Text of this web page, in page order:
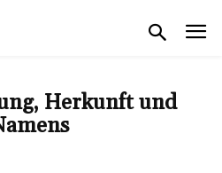
Herkunft und